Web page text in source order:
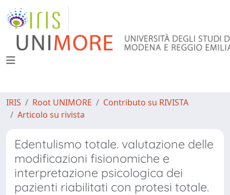
IRIS Root UNIMORE
Contributo su RIVISTA
Articolo su rivista
Edentulismo totale. valutazione delle
modificazioni fisionomiche e
interpretazione psicologica dei
pazienti riabilitati con protesi totale.